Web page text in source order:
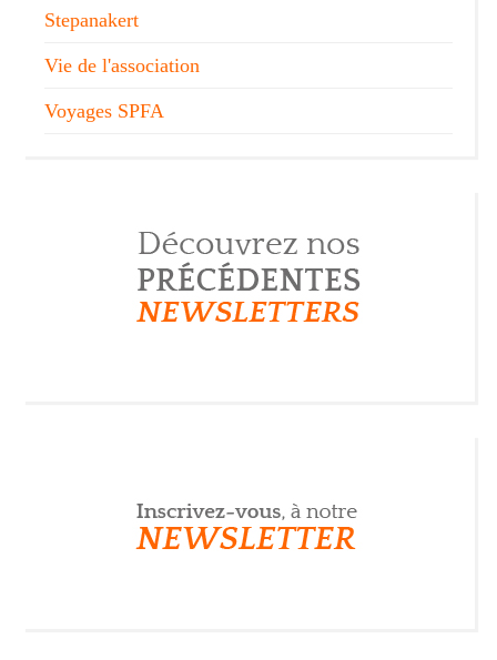
Stepanakert
Vie de l'association
Voyages SPFA